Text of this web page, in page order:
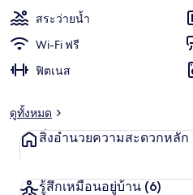
สระว่ายน้ำ
Wi-Fi ฟรี
ฟิตเนส
ดูทั้งหมด
สิ่งอำนวยความสะดวกหลัก
รู้สึกเหมือนอยู่บ้าน (6)